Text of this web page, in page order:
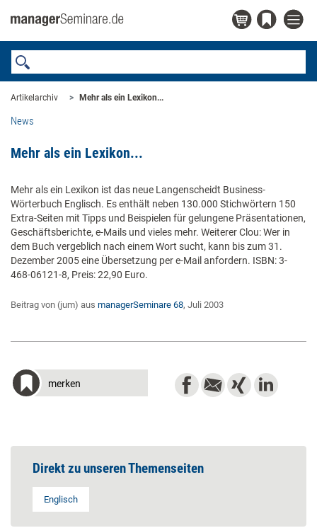
Artikelarchiv Mehr als ein Lexikon...
News
Mehr als ein Lexikon...
Mehr als ein Lexikon ist das neue Langenscheidt Business-
Wörterbuch Englisch. Es enthält neben 130.000 Stichwörtern 150
Extra-Seiten mit Tipps und Beispielen für gelungene Präsentationen,
Geschäftsberichte, e-Mails und vieles mehr. Weiterer Clou: Wer in
dem Buch vergeblich nach einem Wort sucht, kann bis zum 31.
Dezember 2005 eine Übersetzung per e-Mail anfordern. ISBN: 3-
468-06121-8, Preis: 22,90 Euro.
Beitrag von (jum) aus managerSeminare 68, Juli 2003
merken
Direkt zu unseren Themenseiten
Englisch